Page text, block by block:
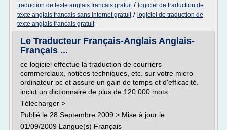
traduction de texte anglais francais gratuit/ logiciel de traduction de
texte anglais francais sans internet gratuit/ logiciel de traduction de
texte anglais francais gratuit
Le Traducteur Français-Anglais Anglais-
Français ...
ce logiciel effectue la traduction de courriers
commerciaux, notices techniques, etc. sur votre micro
ordinateur pc et assure un gain de temps et d'efficacité.
inclut un dictionnaire de plus de 120 000 mots.
Télécharger >
Publié le 28 Septembre 2009 > Mise à jour le
01/09/2009 Langue(s) Français